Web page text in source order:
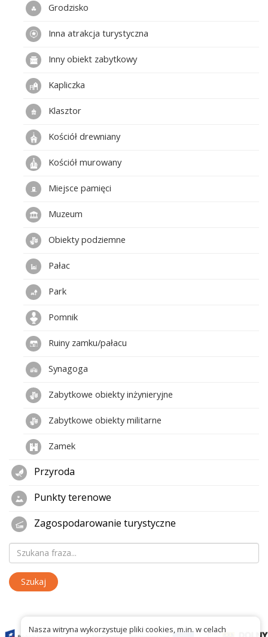
Grodzisko
Inna atrakcja turystyczna
Inny obiekt zabytkowy
Kapliczka
Klasztor
Kościół drewniany
Kościół murowany
Miejsce pamięci
Muzeum
Obiekty podziemne
Pałac
Park
Pomnik
Ruiny zamku/pałacu
Synagoga
Zabytkowe obiekty inżynieryjne
Zabytkowe obiekty militarne
Zamek
Przyroda
Punkty terenowe
Zagospodarowanie turystyczne
Nasza witryna wykorzystuje pliki cookies, m.in. w celach